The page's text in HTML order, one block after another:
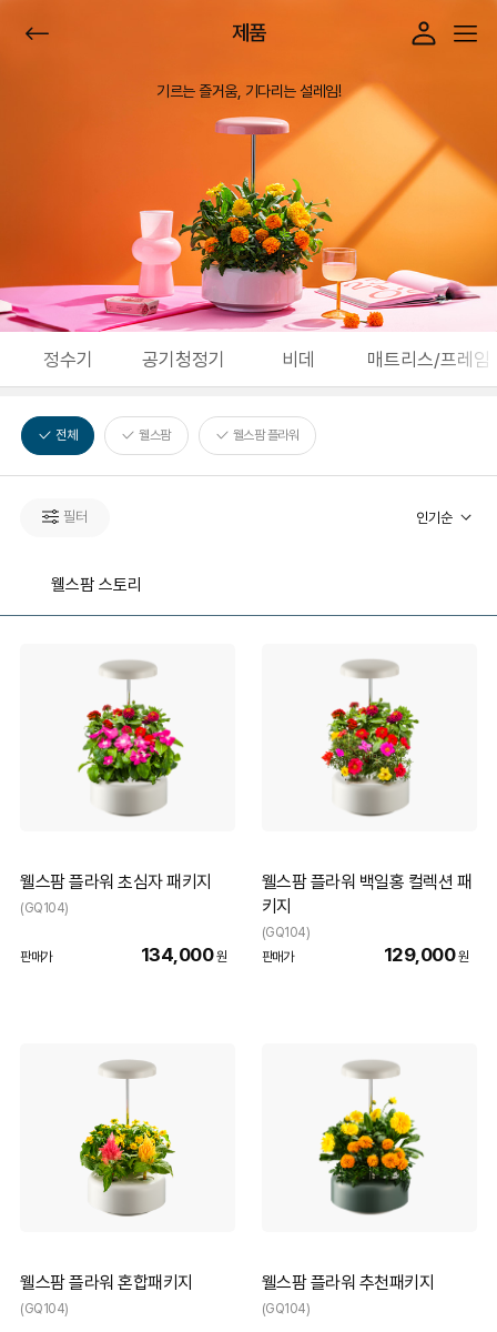
제품
기르는 즐거움, 기다리는 설레임!
정수기 공기청정기 비데 매트리스/프레임
전체 웰스팜 웰스팜 플라워
필터 인기순
웰스팜 스토리
웰스팜 플라워 초심자 패키지
(GQ104)
판매가 134,000 원
웰스팜 플라워 백일홍 컬렉션 패
키지
(GQ104)
판매가
129,000 원
웰스팜 플라워 혼합패키지
(GQ104)
웰스팜 플라워 추천패키지
(GQ104)